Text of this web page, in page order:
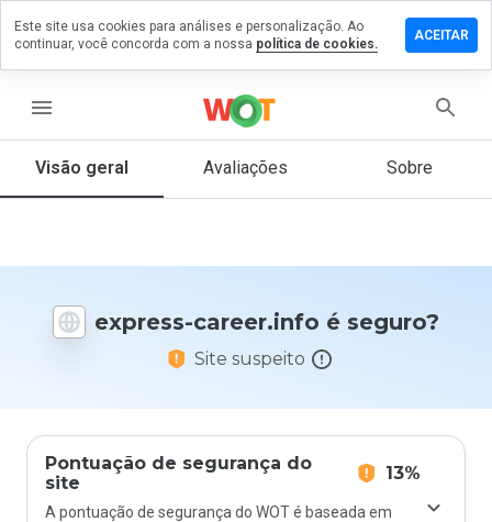
menu
Visão geral Avaliações Sobre
express-career.info é seguro?
Site suspeito
Pontuação de segurança do
site
13%
A pontuação de segurança do WOT é baseada em
um
a 5,
daria
Este site usa cookies para análises e personalização. Ao
continuar, você concorda com a nossa política de cookies.
ACEITAR